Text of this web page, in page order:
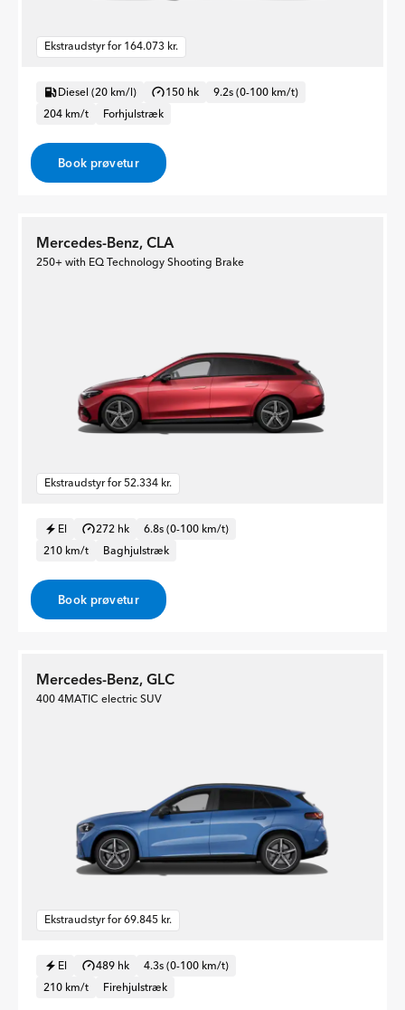
Ekstraudstyr for 164.073 kr.
Diesel (20 km/l) 150 hk
9.2s (0-100 km/t)
204 km/t
Forhjulstræk
Book prøvetur
Mercedes-Benz, CLA
250+ with EQ Technology Shooting Brake
Ekstraudstyr for 52.334 kr.
El 272 hk
6.8s (0-100 km/t)
210 km/t
Baghjulstræk
Book prøvetur
Mercedes-Benz, GLC
400 4MATIC electric SUV
Ekstraudstyr for 69.845 kr.
El 489 hk
4.3s (0-100 km/t)
210 km/t
Firehjulstræk